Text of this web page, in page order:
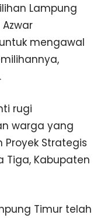
Lampung
mengawal
rugi
warga yang
Strategis
Tiga, Kabupaten
Timur telah